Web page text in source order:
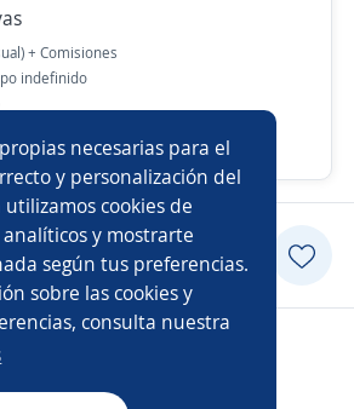
necesarias para el
y personalización del
cookies de
y mostrarte
según tus preferencias.
sobre las cookies y
consulta nuestra
+ Comisiones
indefinido
2014 - 2026 DGNET LTD.
legal